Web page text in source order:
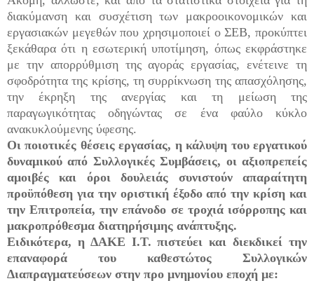
διακύμανση και συσχέτιση των μακροοικονομικών και
εργασιακών μεγεθών που χρησιμοποιεί ο ΣΕΒ, προκύπτει
ξεκάθαρα ότι η εσωτερική υποτίμηση, όπως εκφράστηκε
με την απορρύθμιση της αγοράς εργασίας, ενέτεινε τη
σφοδρότητα της κρίσης, τη συρρίκνωση της απασχόλησης,
την έκρηξη της ανεργίας και τη μείωση της
παραγωγικότητας οδηγώντας σε ένα φαύλο κύκλο
ανακυκλούμενης ύφεσης.
Οι ποιοτικές θέσεις εργασίας, η κάλυψη του εργατικού
δυναμικού από Συλλογικές Συμβάσεις, οι αξιοπρεπείς
αμοιβές και όροι δουλειάς συνιστούν απαραίτητη
προϋπόθεση για την οριστική έξοδο από την κρίση και
την Επιτροπεία, την επάνοδο σε τροχιά ισόρροπης και
μακροπρόθεσμα διατηρήσιμης ανάπτυξης.
Ειδικότερα, η ΔΑΚΕ Ι.Τ. πιστεύει και διεκδικεί την
επαναφορά του καθεστώτος Συλλογικών
Διαπραγματεύσεων στην προ μνημονίου εποχή με: